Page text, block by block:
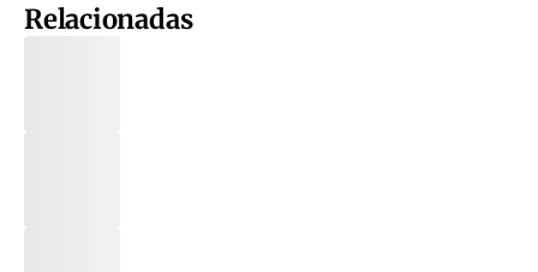
Relacionadas